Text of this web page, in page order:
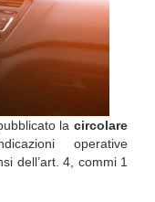
la circolare
operative
dell’art. 4, commi 1